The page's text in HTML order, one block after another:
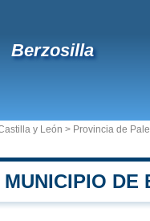
Berzosilla
y León > Provincia de
MUNICIPIO DE